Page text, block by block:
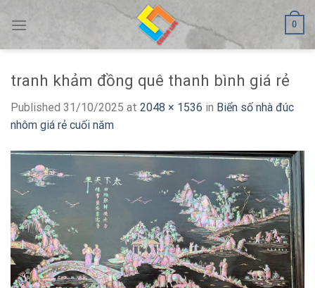
0
tranh khảm đồng quê thanh bình giá rẻ
Published 31/10/2025 at 2048 × 1536 in Biển số nhà đúc
nhôm giá rẻ cuối năm